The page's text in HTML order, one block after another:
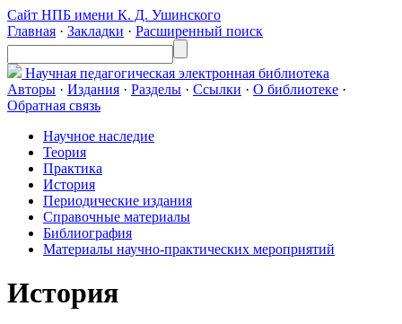
Сайт НПБ имени К. Д. Ушинского
Главная · Закладки · Расширенный поиск
Научная педагогическая электронная библиотека
Авторы · Издания · Разделы · Ссылки · О библиотеке ·
Обратная связь
Научное наследие
Теория
Практика
История
Периодические издания
Справочные материалы
Библиография
Материалы научно-практических мероприятий
История